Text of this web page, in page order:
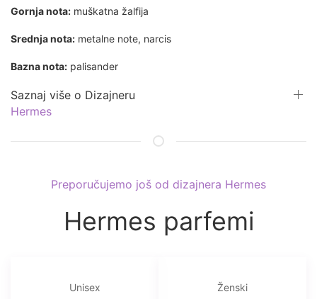
Gornja nota: muškatna žalfija
Srednja nota: metalne note, narcis
Bazna nota: palisander
Saznaj više o Dizajneru
Hermes
Preporučujemo još od dizajnera Hermes
Hermes parfemi
Unisex Ženski